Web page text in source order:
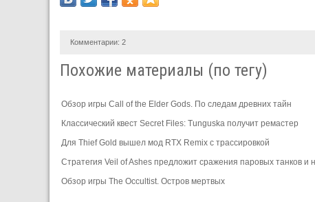
Комментарии: 2
Похожие материалы (по тегу)
Обзор игры Call of the Elder Gods. По следам древних тайн
Классический квест Secret Files: Tunguska получит ремастер
Для Thief Gold вышел мод RTX Remix с трассировкой
Стратегия Veil of Ashes предложит сражения паровых танков
Обзор игры The Occultist. Остров мертвых